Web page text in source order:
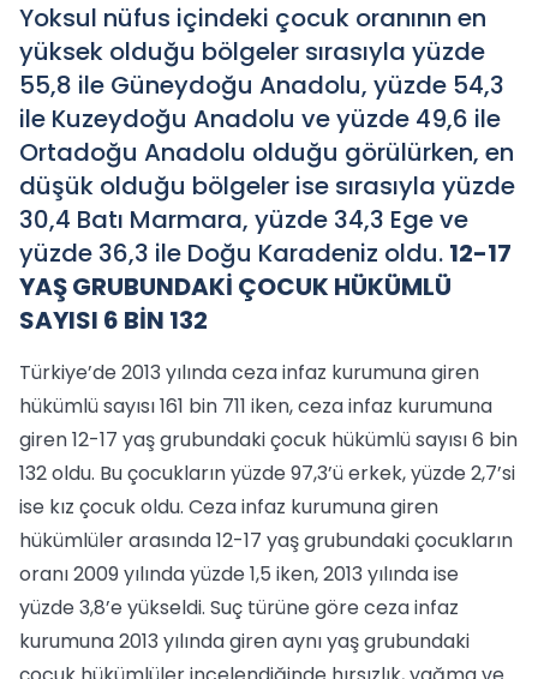
Yoksul nüfus içindeki çocuk oranının en
yüksek olduğu bölgeler sırasıyla yüzde
55,8 ile Güneydoğu Anadolu, yüzde 54,3
ile Kuzeydoğu Anadolu ve yüzde 49,6 ile
Ortadoğu Anadolu olduğu görülürken, en
düşük olduğu bölgeler ise sırasıyla yüzde
30,4 Batı Marmara, yüzde 34,3 Ege ve
yüzde 36,3 ile Doğu Karadeniz oldu. 12-17
YAŞ GRUBUNDAKİ ÇOCUK HÜKÜMLÜ
SAYISI 6 BİN 132
Türkiye’de 2013 yılında ceza infaz kurumuna giren
hükümlü sayısı 161 bin 711 iken, ceza infaz kurumuna
giren 12-17 yaş grubundaki çocuk hükümlü sayısı 6 bin
132 oldu. Bu çocukların yüzde 97,3’ü erkek, yüzde 2,7’si
ise kız çocuk oldu. Ceza infaz kurumuna giren
hükümlüler arasında 12-17 yaş grubundaki çocukların
oranı 2009 yılında yüzde 1,5 iken, 2013 yılında ise
yüzde 3,8’e yükseldi. Suç türüne göre ceza infaz
kurumuna 2013 yılında giren aynı yaş grubundaki